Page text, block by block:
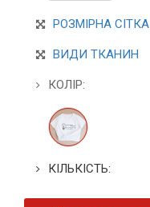
РОЗМІРНА СІТКА
ВИДИ ТКАНИН
КОЛІР:
КІЛЬКІСТЬ: